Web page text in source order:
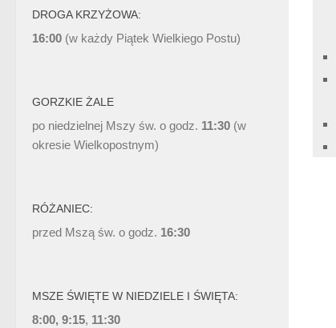
DROGA KRZYŻOWA:
16:00 (w każdy Piątek Wielkiego Postu)
GORZKIE ŻALE
po niedzielnej Mszy św. o godz. 11:30 (w
okresie Wielkopostnym)
RÓŻANIEC:
przed Mszą św. o godz. 16:30
MSZE ŚWIĘTE W NIEDZIELE I ŚWIĘTA:
8:00, 9:15, 11:30